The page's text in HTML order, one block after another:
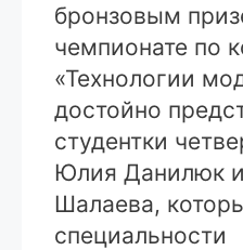
бронзовым
чемпионате по
«Технологии
достойно
студентки
Юлия Данилюк
Шалаева,
специальности